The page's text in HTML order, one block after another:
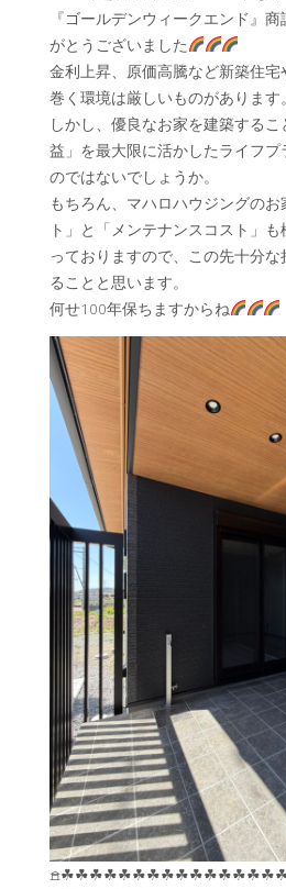
『ゴールデンウィークエンド』
がとうございました
金利上昇、原価高騰など新築住宅
巻く環境は厳しいものがあります。
しかし、優良なお家を建築する
益」を最大限に活かしたライフプ
のではないでしょうか。
もちろん、マハロハウジングの
ト」と「メンテナンスコスト」
っておりますので、この先十分
ることと思います。
何せ100年保ちますからね